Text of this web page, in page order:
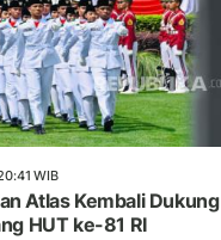
WIB
Atlas Kembali Dukung
HUT ke-81 RI